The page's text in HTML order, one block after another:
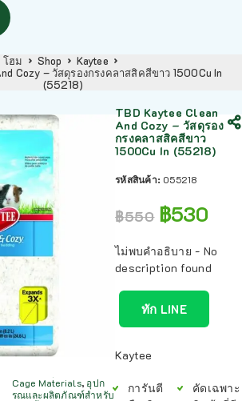
โฮม Shop
Kaytee
Cozy – วัสดุรองกรงคลาสสิคสีขาว 1500Cu In
(55218)
Cage Materials, อุปก
รณและผลิตภัณฑ์สำหรับ
TBD Kaytee Clean
And Cozy – วัสดุรอง
กรงคลาสสิคสีขาว
1500Cu In (55218)
รหัสสินค้า: 055218
฿550 ฿530
ไม่พบคำอธิบาย - No
description found
ทัก LINE
Kaytee
การันตี
คัดเฉพาะ